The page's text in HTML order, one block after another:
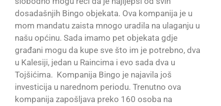
dosadašnjih Bingo objekata. Ova kompanija je u
mom mandatu zaista mnogo uradila na ulaganju u
našu općinu. Sada imamo pet objekata gdje
građani mogu da kupe sve što im je potrebno, dva
u Kalesiji, jedan u Raincima i evo sada dva u
Tojšićima. Kompanija Bingo je najavila još
investicija u narednom periodu. Trenutno ova
kompanija zapošljava preko 160 osoba na